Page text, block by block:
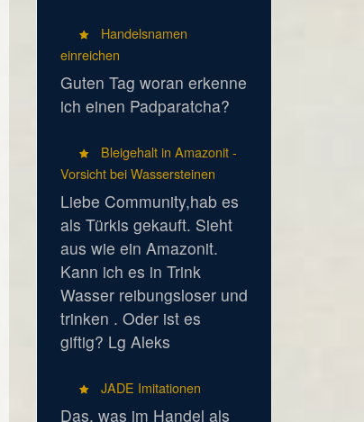
Handelsnamen
einreichen
Guten Tag woran erkenne
ich einen Padparatcha?
Bleigehalt in Amazonit -
Vorsicht bei Wassersteinen
Liebe Community,hab es
als Türkis gekauft. Sieht
aus wie ein Amazonit.
Kann ich es in Trink
Wasser reibungsloser und
trinken . Oder ist es
giftig? Lg Aleks
JADE Imitationen
Das, was im Handel als